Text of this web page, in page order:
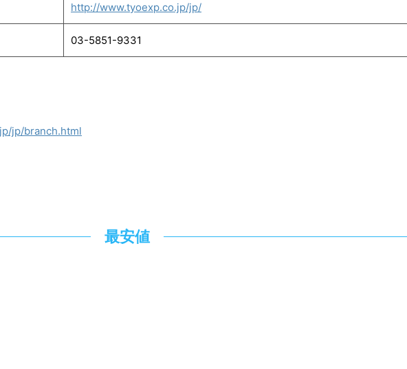
http://www.tyoexp.co.jp/jp/
03-5851-9331
jp/branch.html
最安値